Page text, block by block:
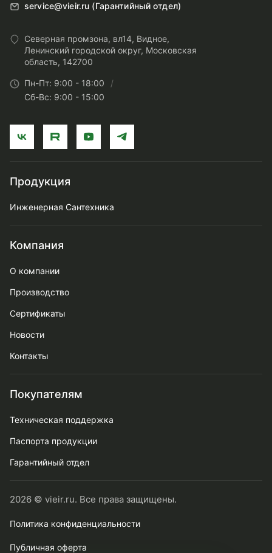
service@vieir.ru (Гарантийный отдел)
Северная промзона, вл14, Видное,
Ленинский городской округ, Московская
область, 142700
Пн-Пт: 9:00 - 18:00
Сб-Вс: 9:00 - 15:00
Продукция
Инженерная Сантехника
Компания
О компании
Производство
Сертификаты
Новости
Контакты
Покупателям
Техническая поддержка
Паспорта продукции
Гарантийный отдел
2026 © vieir.ru. Все права защищены.
Политика конфиденциальности
Публичная оферта